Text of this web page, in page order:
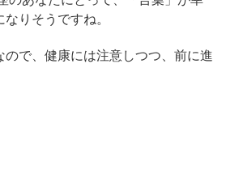
りそうですね。
ので、健康には注意しつつ、前に進